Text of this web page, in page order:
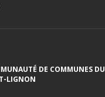
DE COMMUNES DU
LIGNON